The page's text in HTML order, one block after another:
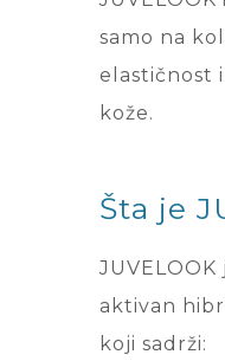
samo na
elastičnost
kože.
Šta je
aktivan
koji sadrži: